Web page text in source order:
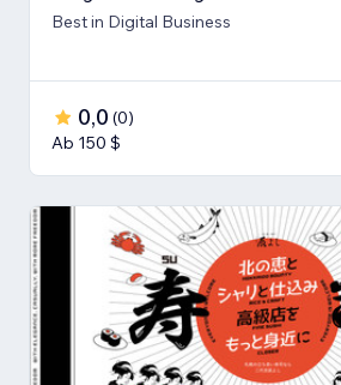
Best in Digital Business
0,0 (0)
Ab 150 $